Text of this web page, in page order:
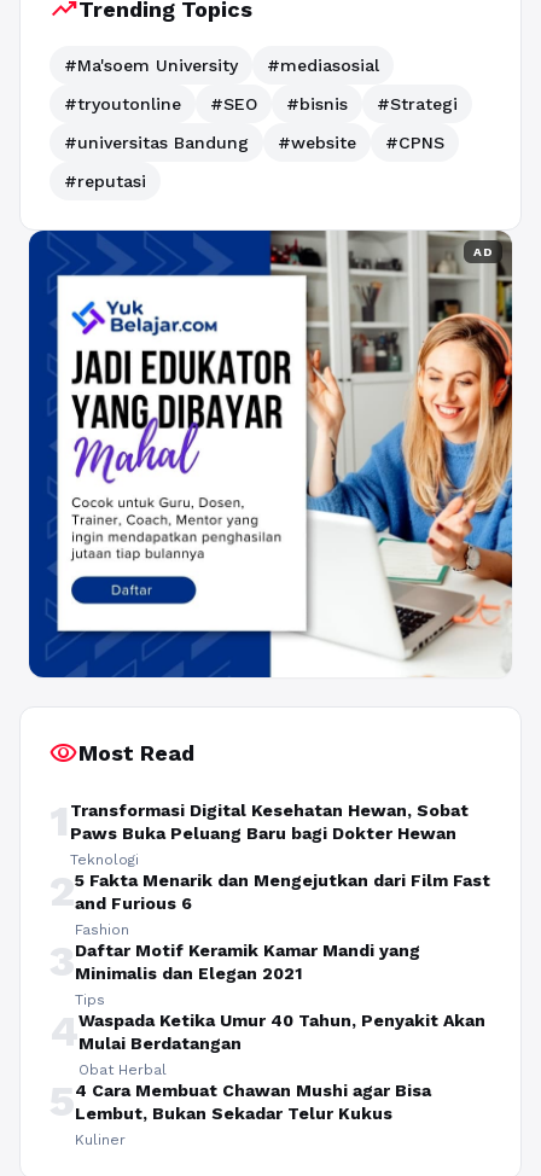
trending_upTrending Topics
#Ma'soem University
#mediasosial
#tryoutonline
#SEO #bisnis
#Strategi
#universitas Bandung
#website
#CPNS
#reputasi
AD
visibilityMost Read
1 Transformasi Digital Kesehatan Hewan, Sobat
Paws Buka Peluang Baru bagi Dokter Hewan
Teknologi
25 Fakta Menarik dan Mengejutkan dari Film Fast
and Furious 6
Fashion
3Daftar Motif Keramik Kamar Mandi yang
Minimalis dan Elegan 2021
Tips
4Waspada Ketika Umur 40 Tahun, Penyakit Akan
Mulai Berdatangan
Obat Herbal
54 Cara Membuat Chawan Mushi agar Bisa
Lembut, Bukan Sekadar Telur Kukus
Kuliner